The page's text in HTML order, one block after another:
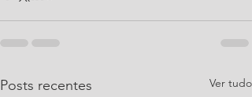
Posts recentes Ver tudo